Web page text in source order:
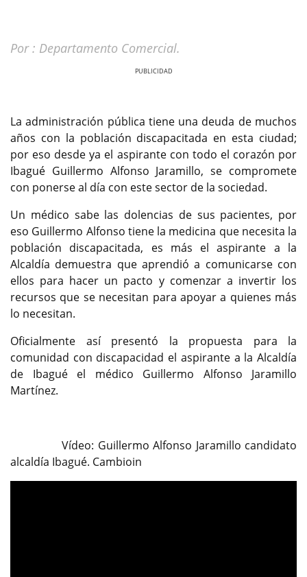
Por : Departamento Comercial.
La administración pública tiene una deuda de muchos
años con la población discapacitada en esta ciudad;
por eso desde ya el aspirante con todo el corazón por
Ibagué Guillermo Alfonso Jaramillo, se compromete
con ponerse al día con este sector de la sociedad.
Un médico sabe las dolencias de sus pacientes, por
eso Guillermo Alfonso tiene la medicina que necesita la
población discapacitada, es más el aspirante a la
Alcaldía demuestra que aprendió a comunicarse con
ellos para hacer un pacto y comenzar a invertir los
recursos que se necesitan para apoyar a quienes más
lo necesitan.
Oficialmente así presentó la propuesta para la
comunidad con discapacidad el aspirante a la Alcaldía
de Ibagué el médico Guillermo Alfonso Jaramillo
Martínez.
Vídeo: Guillermo Alfonso Jaramillo candidato
alcaldía Ibagué. Cambioin